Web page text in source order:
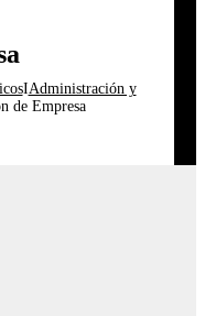
IAdministración y
de Empresa